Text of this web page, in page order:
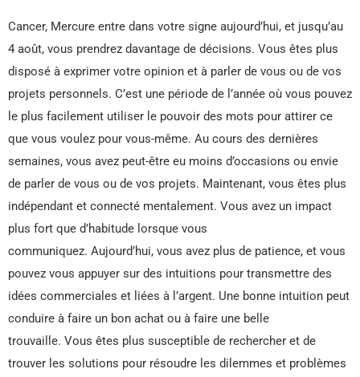
Cancer, Mercure entre dans votre signe aujourd’hui, et jusqu’au
4 août, vous prendrez davantage de décisions. Vous êtes plus
disposé à exprimer votre opinion et à parler de vous ou de vos
projets personnels. C’est une période de l’année où vous pouvez
le plus facilement utiliser le pouvoir des mots pour attirer ce
que vous voulez pour vous-même. Au cours des dernières
semaines, vous avez peut-être eu moins d’occasions ou envie
de parler de vous ou de vos projets. Maintenant, vous êtes plus
indépendant et connecté mentalement. Vous avez un impact
plus fort que d’habitude lorsque vous
communiquez. Aujourd’hui, vous avez plus de patience, et vous
pouvez vous appuyer sur des intuitions pour transmettre des
idées commerciales et liées à l’argent. Une bonne intuition peut
conduire à faire un bon achat ou à faire une belle
trouvaille. Vous êtes plus susceptible de rechercher et de
trouver les solutions pour résoudre les dilemmes et problèmes